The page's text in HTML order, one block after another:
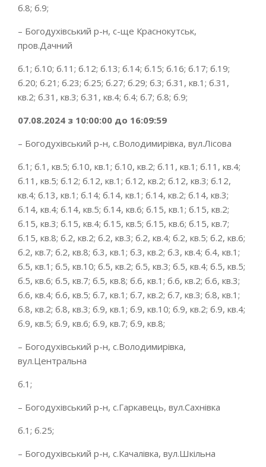
б.8; б.9;
– Богодухівський р-н, с-ще Краснокутськ,
пров.Дачний
б.1; б.10; б.11; б.12; б.13; б.14; б.15; б.16; б.17; б.19;
б.20; б.21; б.23; б.25; б.27; б.29; б.3; б.31, кв.1; б.31,
кв.2; б.31, кв.3; б.31, кв.4; б.4; б.7; б.8; б.9;
07.08.2024 з 10:00:00 до 16:09:59
– Богодухівський р-н, с.Володимирівка, вул.Лісова
б.1; б.1, кв.5; б.10, кв.1; б.10, кв.2; б.11, кв.1; б.11, кв.4;
б.11, кв.5; б.12; б.12, кв.1; б.12, кв.2; б.12, кв.3; б.12,
кв.4; б.13, кв.1; б.14; б.14, кв.1; б.14, кв.2; б.14, кв.3;
б.14, кв.4; б.14, кв.5; б.14, кв.6; б.15, кв.1; б.15, кв.2;
б.15, кв.3; б.15, кв.4; б.15, кв.5; б.15, кв.6; б.15, кв.7;
б.15, кв.8; б.2, кв.2; б.2, кв.3; б.2, кв.4; б.2, кв.5; б.2, кв.6;
б.2, кв.7; б.2, кв.8; б.3, кв.1; б.3, кв.2; б.3, кв.4; б.4, кв.1;
б.5, кв.1; б.5, кв.10; б.5, кв.2; б.5, кв.3; б.5, кв.4; б.5, кв.5;
б.5, кв.6; б.5, кв.7; б.5, кв.8; б.6, кв.1; б.6, кв.2; б.6, кв.3;
б.6, кв.4; б.6, кв.5; б.7, кв.1; б.7, кв.2; б.7, кв.3; б.8, кв.1;
б.8, кв.2; б.8, кв.3; б.9, кв.1; б.9, кв.10; б.9, кв.2; б.9, кв.4;
б.9, кв.5; б.9, кв.6; б.9, кв.7; б.9, кв.8;
– Богодухівський р-н, с.Володимирівка,
вул.Центральна
б.1;
– Богодухівський р-н, с.Гаркавець, вул.Сахнівка
б.1; б.25;
– Богодухівський р-н, с.Качалівка, вул.Шкільна